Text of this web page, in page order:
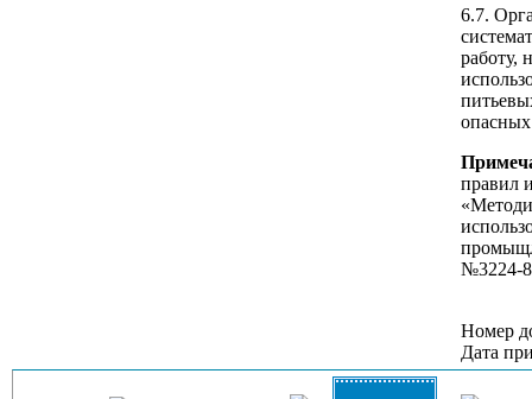
6.7.
работу,
опасных
правил
№3224-
Номер
Дата